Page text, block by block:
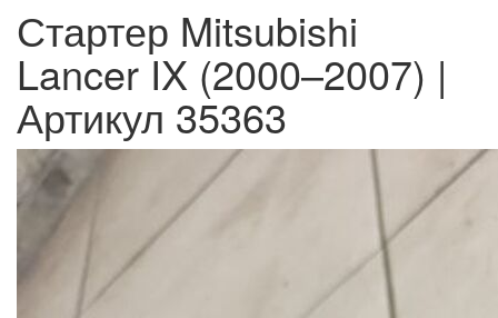
Стартер Mitsubishi
Lancer IX (2000–2007) |
Артикул 35363